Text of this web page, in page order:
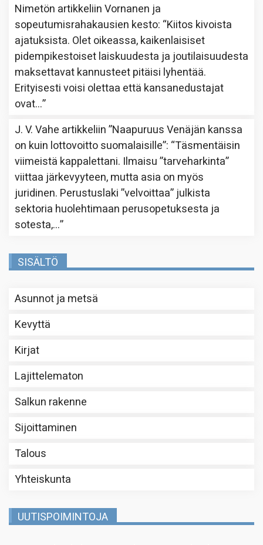
Nimetön artikkeliinVornanen ja
sopeutumisrahakausien kesto: “Kiitos kivoista
ajatuksista. Olet oikeassa, kaikenlaisiset
pidempikestoiset laiskuudesta ja joutilaisuudesta
maksettavat kannusteet pitäisi lyhentää.
Erityisesti voisi olettaa että kansanedustajat
ovat…”
J. V. Vahe artikkeliin”Naapuruus Venäjän kanssa
on kuin lottovoitto suomalaisille”: “Täsmentäisin
viimeistä kappalettani. Ilmaisu ”tarveharkinta”
viittaa järkevyyteen, mutta asia on myös
juridinen. Perustuslaki ”velvoittaa” julkista
sektoria huolehtimaan perusopetuksesta ja
sotesta,…”
SISÄLTÖ
Asunnot ja metsä
Kevyttä
Kirjat
Lajittelematon
Salkun rakenne
Sijoittaminen
Talous
Yhteiskunta
UUTISPOIMINTOJA